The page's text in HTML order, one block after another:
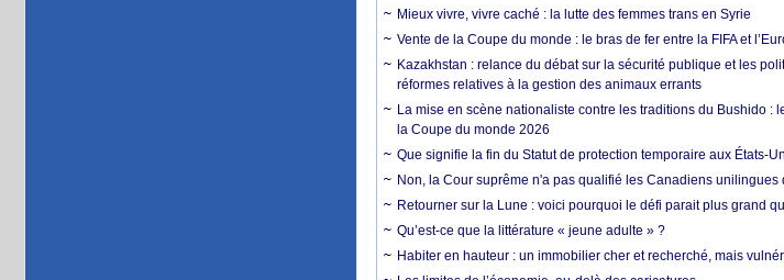
Mieux vivre, vivre caché : la lutte des femmes trans en Syrie
Vente de la Coupe du monde : le bras de fer entre la FIFA et
Kazakhstan : relance du débat sur la sécurité publique et les
réformes relatives à la gestion des animaux errants
La mise en scène nationaliste contre les traditions du Bushido :
la Coupe du monde 2026
Que signifie la fin du Statut de protection temporaire aux États-
Non, la Cour suprême n'a pas qualifié les Canadiens unilingues
Retourner sur la Lune : voici pourquoi le défi parait plus grand
Qu’est-ce que la littérature « jeune adulte » ?
Habiter en hauteur : un immobilier cher et recherché, mais